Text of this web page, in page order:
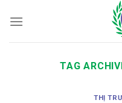
TAG
THỊ